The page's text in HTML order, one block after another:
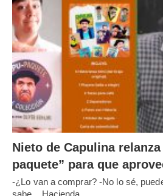
Nieto de Capulina relanza
paquete” para que
-¿Lo van a comprar? -No lo sé,
sabe... Hacienda…